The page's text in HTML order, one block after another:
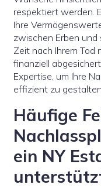
respektiert werden.
Ihre
zwischen Erben und
Zeit nach Ihrem Tod
finanziell
Expertise, um Ihre
effizient zu
Häufige
ein NY